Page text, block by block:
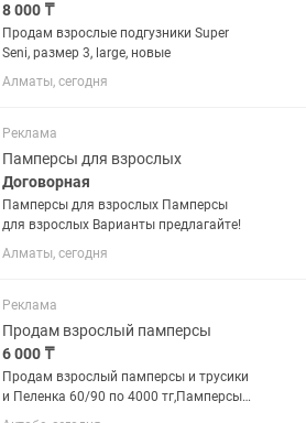
8 000 ₸
Продам взрослые подгузники Super
Seni, размер 3, large, новые
Алматы, сегодня
Реклама
Памперсы для взрослых
Договорная
Памперсы для взрослых Памперсы
для взрослых Варианты предлагайте!
Алматы, сегодня
Реклама
Продам взрослый памперсы
6 000 ₸
Продам взрослый памперсы и трусики
и Пеленка 60/90 по 4000 тг,Памперсы
разные фирмы имеется все размеры М